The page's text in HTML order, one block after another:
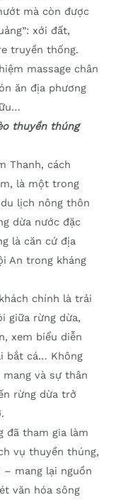
mà còn được
xới đất,
truyền thống.
massage chân
ăn địa phương
thuyền thúng
Thanh, cách
là một trong
lịch nông thôn
dừa nước đặc
là căn cứ địa
An trong kháng
chính là trải
giữa rừng dừa,
xem biểu diễn
bắt cá… Không
và sự thân
rừng dừa trở
đã tham gia làm
vụ thuyền thúng,
mang lại nguồn
văn hóa sông